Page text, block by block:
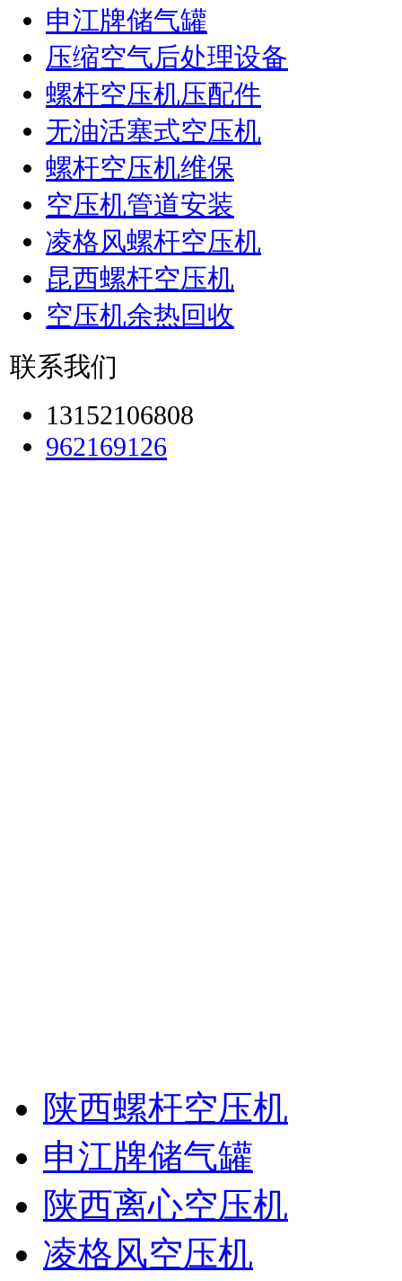
申江牌储气罐
压缩空气后处理设备
螺杆空压机压配件
无油活塞式空压机
螺杆空压机维保
空压机管道安装
凌格风螺杆空压机
昆西螺杆空压机
空压机余热回收
联系我们
13152106808
962169126
陕西螺杆空压机
申江牌储气罐
陕西离心空压机
凌格风空压机